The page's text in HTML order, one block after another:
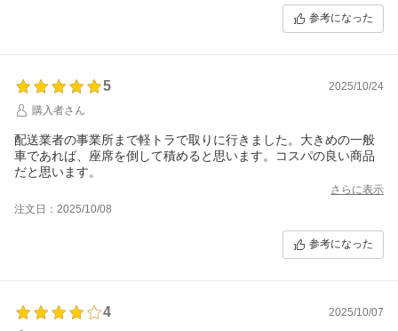
参考になった
5
2025/10/24
購入者さん
配送業者の事業所まで軽トラで取りに行きました。大きめの一般
車であれば、座席を倒して積めると思います。コスパの良い商品
だと思います。
さらに表示
注文日：2025/10/08
参考になった
4
2025/10/07